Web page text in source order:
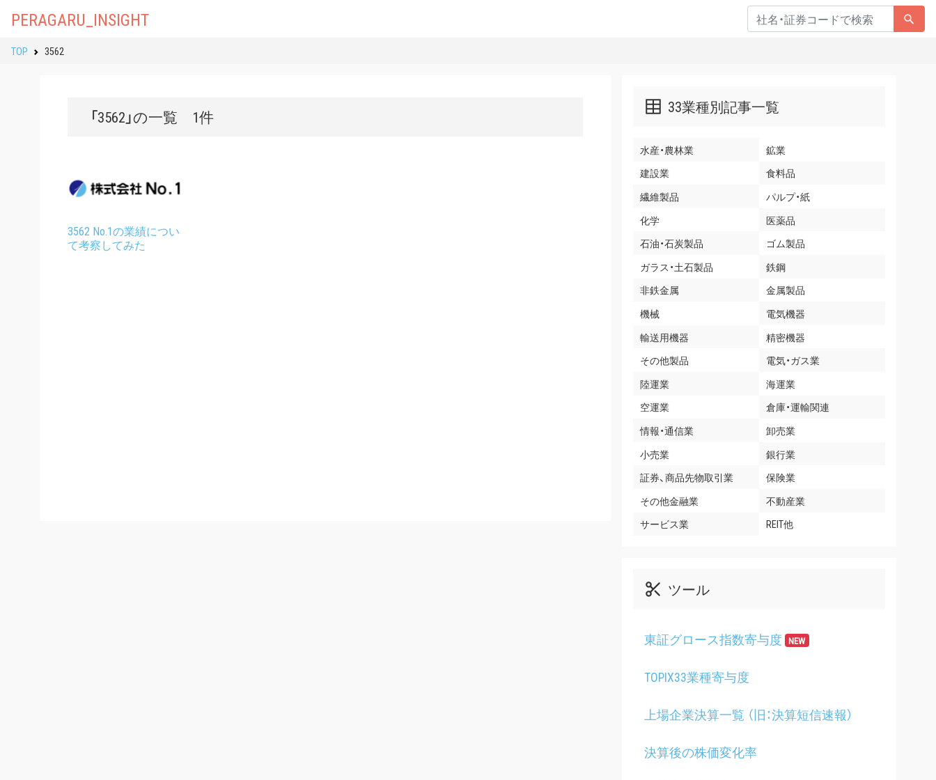
PERAGARU_INSIGHT
TOP 3562
「3562」の一覧 1件
3562 No.1の業績につい
て考察してみた
33業種別記事一覧
水産・農林業
鉱業
建設業
食料品
繊維製品
パルプ・紙
化学
医薬品
石油・石炭製品
ゴム製品
ガラス・土石製品
鉄鋼
非鉄金属
金属製品
機械
電気機器
輸送用機器
精密機器
その他製品
電気・ガス業
陸運業
海運業
空運業
倉庫・運輸関連
情報・通信業
卸売業
小売業
銀行業
証券、商品先物取引業
保険業
その他金融業
不動産業
サービス業
REIT他
ツール
東証グロース指数寄与度 NEW
TOPIX33業種寄与度
上場企業決算一覧 （旧：決算短信速報）
決算後の株価変化率